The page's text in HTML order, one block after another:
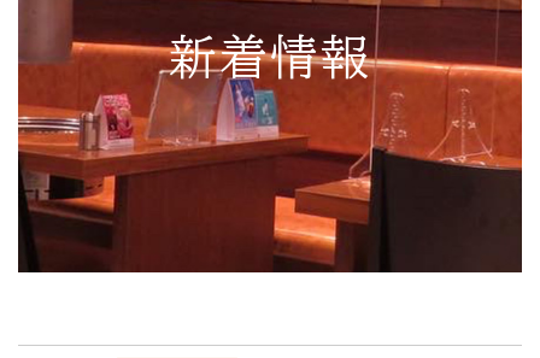
新着情報